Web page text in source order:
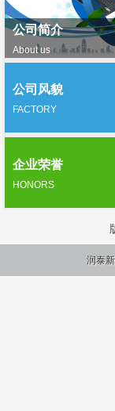
公司简介
About us
公司风貌
FACTORY
企业荣誉
HONORS
润泰